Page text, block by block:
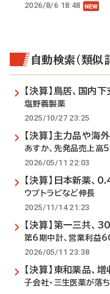
2026/8/6 18:48
自動検索（類似
【決算】鳥居、国内
塩野義製薬
2025/10/27 23:25
【決算】主力品や海
あすか、先発品売上高
2026/05/11 22:03
【決算】日本新薬、
ウプトラビなど伸長
2025/11/14 21:23
【決算】第一三共
第6期中計、営業利益
2026/05/11 23:38
【決算】東和薬品、
子会社・三生医薬が落